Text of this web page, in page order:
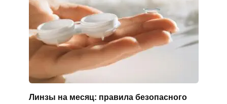
Линзы на месяц: правила безопасного